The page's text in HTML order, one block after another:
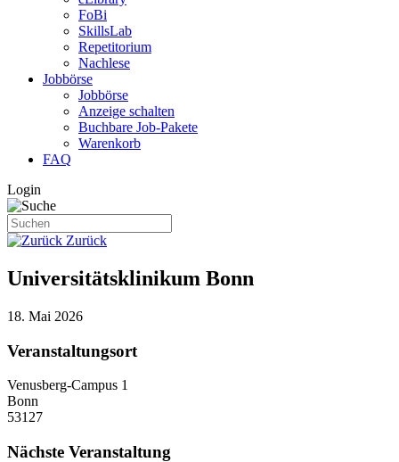
FoBi
SkillsLab
Repetitorium
Nachlese
Jobbörse
Jobbörse
Anzeige schalten
Buchbare Job-Pakete
Warenkorb
FAQ
Login
Zurück
Universitätsklinikum Bonn
18. Mai 2026
Veranstaltungsort
Venusberg-Campus 1
Bonn
53127
Nächste Veranstaltung